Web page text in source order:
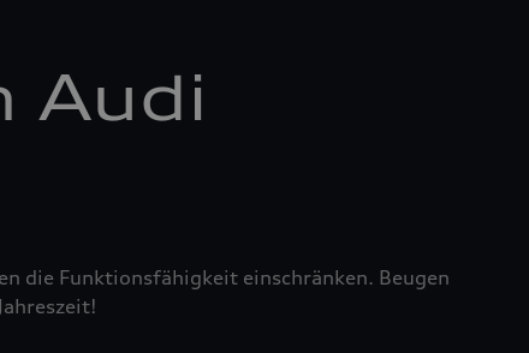
Audi
die Funktionsfähigkeit einschränken. Beugen